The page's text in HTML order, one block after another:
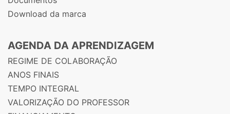
Download da marca
AGENDA DA APRENDIZAGEM
REGIME DE COLABORAÇÃO
ANOS FINAIS
TEMPO INTEGRAL
VALORIZAÇÃO DO PROFESSOR